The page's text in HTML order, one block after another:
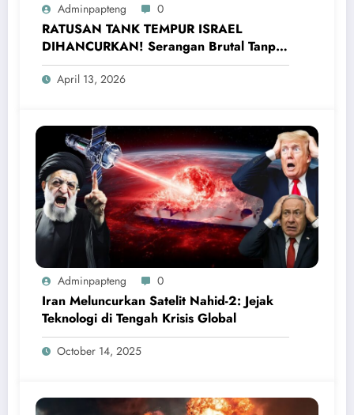
Adminpapteng 0
RATUSAN TANK TEMPUR ISRAEL
DIHANCURKAN! Serangan Brutal Tanpa
Henti Dilancarkan
April 13, 2026
Adminpapteng 0
Iran Meluncurkan Satelit Nahid-2: Jejak
Teknologi di Tengah Krisis Global
October 14, 2025